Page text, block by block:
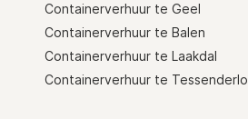
Containerverhuur te Geel
Containerverhuur te Balen
Containerverhuur te Laakdal
Containerverhuur te Tessenderlo